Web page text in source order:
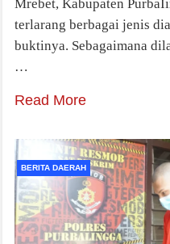
Mrebet, Kabupaten
terlarang berbagai jenis
buktinya. Sebagaimana
…
Read More
BERITA DAERAH